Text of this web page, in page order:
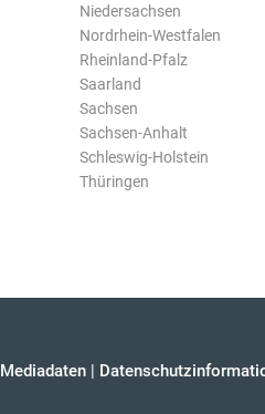
Niedersachsen
Nordrhein-Westfalen
Rheinland-Pfalz
Saarland
Sachsen
Sachsen-Anhalt
Schleswig-Holstein
Thüringen
Mediadaten |